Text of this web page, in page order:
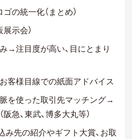
の統一化（まとめ）
示会）
→注目度が高い、目にとまり
客様目線での紙面アドバイス
を使った取引先マッチング→
急、東武、博多大丸等）
み先の紹介やギフト大賞、お取